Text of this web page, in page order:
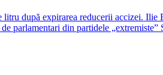
după expirarea reducerii accizei.
parlamentari din partidele